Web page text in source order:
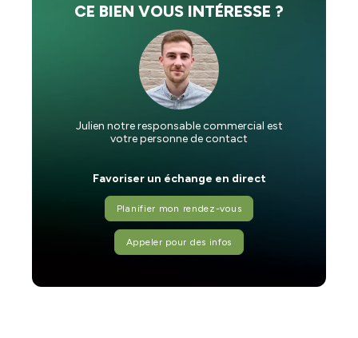
CE BIEN VOUS INTÉRESSE ?
Julien notre responsable commercial est
votre personne de contact
Favoriser un échange en direct
Planifier mon rendez-vous
Appeler pour des infos